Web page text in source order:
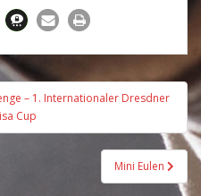
– 1. Internationaler Dresdner
Cup
Mini Eulen